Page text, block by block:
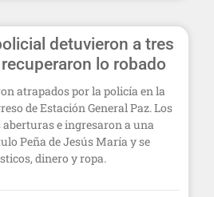
detuvieron a tres
lo robado
atrapados por la policía en la
de Estación General Paz. Los
e ingresaron a una
Peña de Jesús María y se
dinero y ropa.